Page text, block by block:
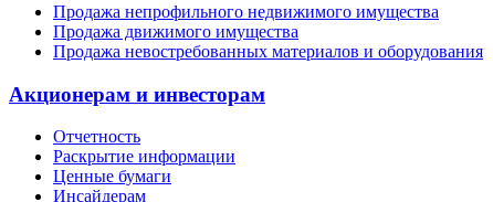
Продажа непрофильного недвижимого имущества
Продажа движимого имущества
Продажа невостребованных материалов и оборудования
Акционерам и инвесторам
Отчетность
Раскрытие информации
Ценные бумаги
Инсайдерам